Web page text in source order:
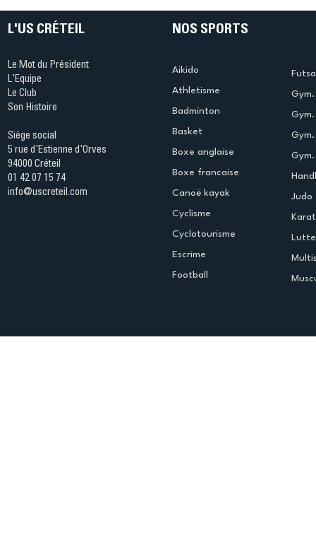
L'US CRÉTEIL
Le Mot du Président
L'Equipe
Le Club
Son Histoire
Siège social
5 rue d'Estienne d'Orves
94000 Créteil
01 42 07 15 74
info@uscreteil.com
NOS SPORTS
Aikido
Athletisme
Badminton
Basket
Boxe anglaise
Boxe francaise
Canoë kayak
Cyclisme
Cyclotourisme
Escrime
Football
Judo
Lutte